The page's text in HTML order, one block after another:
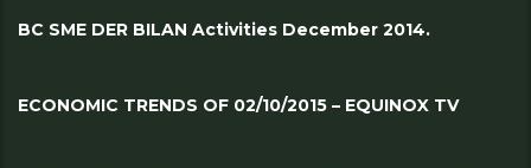
BC SME DER BILAN Activities December 2014.
ECONOMIC TRENDS OF 02/10/2015 – EQUINOX TV